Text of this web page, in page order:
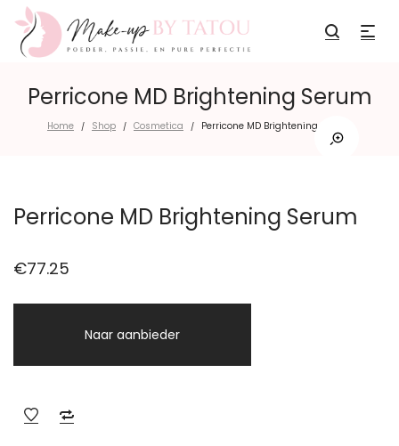
Perricone MD Brightening Serum
Home / Shop / Cosmetica / Perricone MD Brightening Serum
Perricone MD Brightening Serum
€77.25
Naar aanbieder